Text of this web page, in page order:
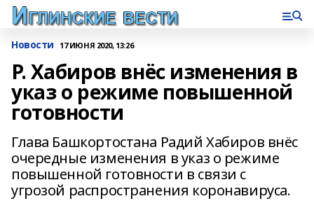
Новости 17 ИЮНЯ 2020, 13:26
Р. Хабиров внёс изменения в
указ о режиме повышенной
готовности
Глава Башкортостана Радий Хабиров внёс
очередные изменения в указ о режиме
повышенной готовности в связи с
угрозой распространения коронавируса.